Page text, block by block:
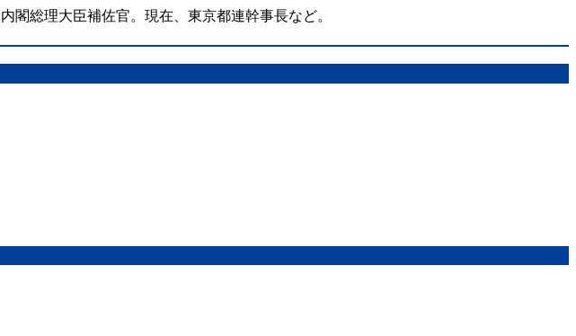
閣総理大臣補佐官。現在、東京都連幹事長など。